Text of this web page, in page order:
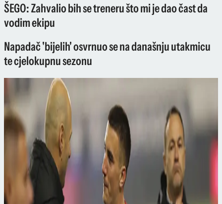
ŠEGO: Zahvalio bih se treneru što mi je dao čast da
vodim ekipu
Napadač 'bijelih' osvrnuo se na današnju utakmicu
te cjelokupnu sezonu